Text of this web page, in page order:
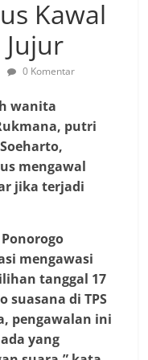
Kawal
0 Komentar
wanita
putri
mengawal
jika terjadi
mengawasi
tanggal 17
suasana di TPS
pengawalan ini
yang